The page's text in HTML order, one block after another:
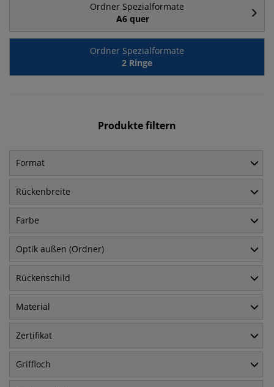
Ordner Spezialformate
A6 quer
Ordner Spezialformate
2 Ringe
Produkte filtern
Format
Rückenbreite
Farbe
Optik außen (Ordner)
Rückenschild
Material
Zertifikat
Griffloch